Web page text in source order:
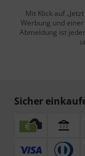
Mit Klick auf
Werbung und
Abmeldung ist
Sicher